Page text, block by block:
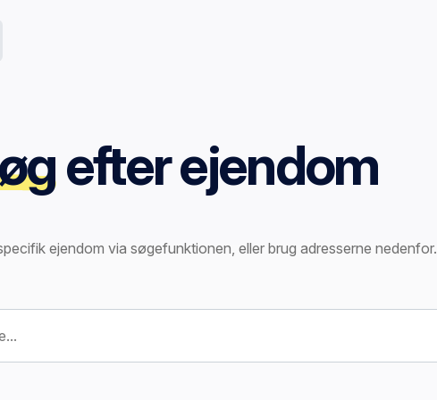
efter ejendom
ejendom via søgefunktionen, eller brug adresserne nedenfor.